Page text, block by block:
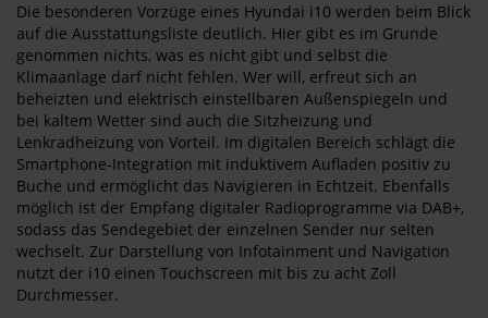
Die besonderen Vorzüge eines Hyundai i10 werden beim Blick
auf die Ausstattungsliste deutlich. Hier gibt es im Grunde
genommen nichts, was es nicht gibt und selbst die
Klimaanlage darf nicht fehlen. Wer will, erfreut sich an
beheizten und elektrisch einstellbaren Außenspiegeln und
bei kaltem Wetter sind auch die Sitzheizung und
Lenkradheizung von Vorteil. Im digitalen Bereich schlägt die
Smartphone-Integration mit induktivem Aufladen positiv zu
Buche und ermöglicht das Navigieren in Echtzeit. Ebenfalls
möglich ist der Empfang digitaler Radioprogramme via DAB+,
sodass das Sendegebiet der einzelnen Sender nur selten
wechselt. Zur Darstellung von Infotainment und Navigation
nutzt der i10 einen Touchscreen mit bis zu acht Zoll
Durchmesser.